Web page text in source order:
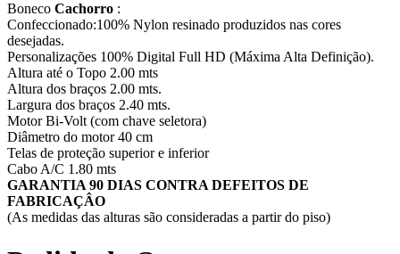
Boneco Cachorro :
Confeccionado:100% Nylon resinado produzidos nas cores
desejadas.
Personalizações 100% Digital Full HD (Máxima Alta Definição).
Altura até o Topo 2.00 mts
Altura dos braços 2.00 mts.
Largura dos braços 2.40 mts.
Motor Bi-Volt (com chave seletora)
Diâmetro do motor 40 cm
Telas de proteção superior e inferior
Cabo A/C 1.80 mts
GARANTIA 90 DIAS CONTRA DEFEITOS DE
FABRICAÇÂO
(As medidas das alturas são consideradas a partir do piso)